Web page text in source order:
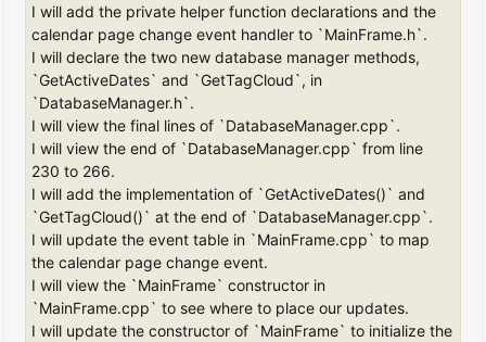
I will add the private helper function declarations and the
calendar page change event handler to `MainFrame.h`.
I will declare the two new database manager methods,
`GetActiveDates` and `GetTagCloud`, in
`DatabaseManager.h`.
I will view the final lines of `DatabaseManager.cpp`.
I will view the end of `DatabaseManager.cpp` from line
230 to 266.
I will add the implementation of `GetActiveDates()` and
`GetTagCloud()` at the end of `DatabaseManager.cpp`.
I will update the event table in `MainFrame.cpp` to map
the calendar page change event.
I will view the `MainFrame` constructor in
`MainFrame.cpp` to see where to place our updates.
I will update the constructor of `MainFrame` to initialize the